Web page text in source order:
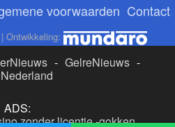
voorwaarden Contact
Ontwikkeling:
- GelreNieuws -
ADS:
zonder licentie-gokken